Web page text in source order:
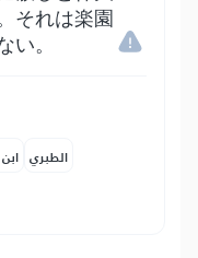
それは楽園
い。
الطبري